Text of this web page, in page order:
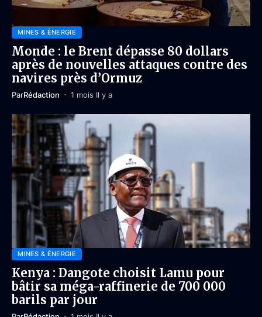
MINES & ÉNERGIE
Monde : le Brent dépasse 80 dollars
après de nouvelles attaques contre des
navires près d’Ormuz
ParRédaction 1 mois Il y a
MINES & ÉNERGIE
Kenya : Dangote choisit Lamu pour
bâtir sa méga-raffinerie de 700 000
barils par jour